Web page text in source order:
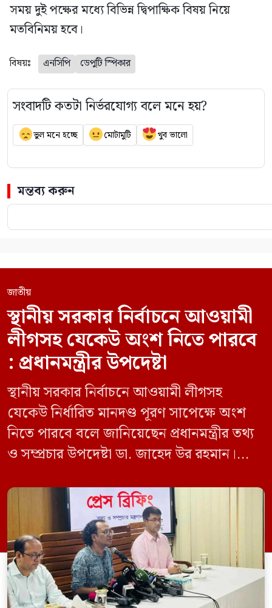
সময় দুই পক্ষের মধ্যে বিভিন্ন দ্বিপাক্ষিক বিষয় নিয়ে
মতবিনিময় হবে।
বিষয়ঃ এনসিপি ডেপুটি স্পিকার
সংবাদটি কতটা নির্ভরযোগ্য বলে মনে হয়?
ভুল মনে হচ্ছে মোটামুটি খুব ভালো
মন্তব্য করুন
জাতীয়
স্থানীয় সরকার নির্বাচনে আওয়ামী
লীগসহ যেকেউ অংশ নিতে পারবে
: প্রধানমন্ত্রীর উপদেষ্টা
স্থানীয় সরকার নির্বাচনে আওয়ামী লীগসহ
যেকেউ নির্ধারিত মানদণ্ড পূরণ সাপেক্ষে অংশ
নিতে পারবে বলে জানিয়েছেন প্রধানমন্ত্রীর তথ্য
ও সম্প্রচার উপদেষ্টা ডা. জাহেদ উর রহমান।
সম্মেলন কক্ষে এক প্রেস ব্রিফিংয়ে সাংবাদিকদের
এক প্রশ্নের জবাবে তিনি এ কথা বলেন।